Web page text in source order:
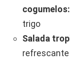
cogumelos:
trigo
Salada
refrescante